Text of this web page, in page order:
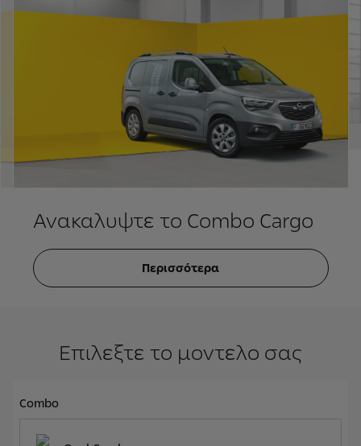
Ανακαλυψτε το Combo Cargo
Περισσότερα
Επιλεξτε το μοντελο σας
Combo